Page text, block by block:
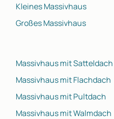
Kleines Massivhaus
Großes Massivhaus
Massivhaus mit Satteldach
Massivhaus mit Flachdach
Massivhaus mit Pultdach
Massivhaus mit Walmdach